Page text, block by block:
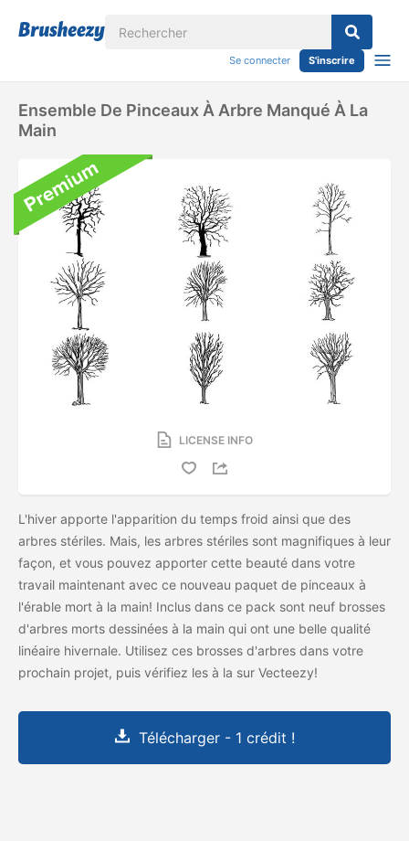
Se connecter S'inscrire
Ensemble De Pinceaux À Arbre Manqué À La
Main
LICENSE INFO
L'hiver apporte l'apparition du temps froid ainsi que des
arbres stériles. Mais, les arbres stériles sont magnifiques à leur
façon, et vous pouvez apporter cette beauté dans votre
travail maintenant avec ce nouveau paquet de pinceaux à
l'érable mort à la main! Inclus dans ce pack sont neuf brosses
d'arbres morts dessinées à la main qui ont une belle qualité
linéaire hivernale. Utilisez ces brosses d'arbres dans votre
prochain projet, puis vérifiez les à la sur Vecteezy!
Télécharger - 1 crédit !